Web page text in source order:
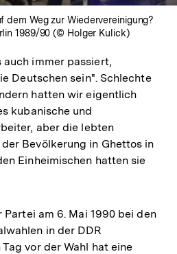
dem Weg zur Wiedervereinigung?
1989/90 (© Holger Kulick)
auch immer passiert,
Deutschen sein". Schlechte
hatten wir eigentlich
kubanische und
aber die lebten
Bevölkerung in Ghettos in
Einheimischen hatten sie
am 6. Mai 1990 bei den
in der DDR
vor der Wahl hat eine